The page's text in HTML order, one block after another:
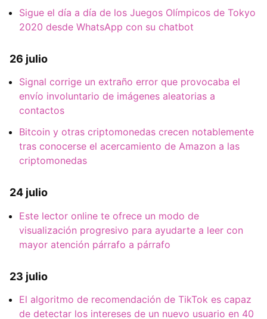
Sigue el día a día de los Juegos Olímpicos de Tokyo
2020 desde WhatsApp con su chatbot
26 julio
Signal corrige un extraño error que provocaba el
envío involuntario de imágenes aleatorias a
contactos
Bitcoin y otras criptomonedas crecen notablemente
tras conocerse el acercamiento de Amazon a las
criptomonedas
24 julio
Este lector online te ofrece un modo de
visualización progresivo para ayudarte a leer con
mayor atención párrafo a párrafo
23 julio
El algoritmo de recomendación de TikTok es capaz
de detectar los intereses de un nuevo usuario en 40